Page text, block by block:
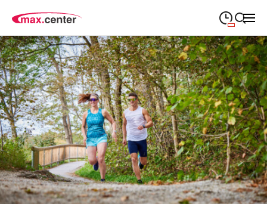
Suche schließen
Montag
MONTAG 09:00—19:00
Dienstag
DIENSTAG 09:00—19:00
Mittwoch
MITTWOCH 09:00—19:00
Donnerstag
DONNERSTAG 09:00—19:00
Freitag
FREITAG 09:00—19:00